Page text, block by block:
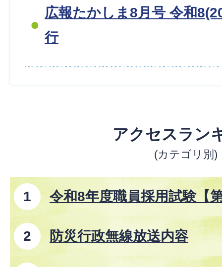
広報たかしま8月号 令和
行
アクセスラン
(カテゴリ別)
令和8年度職員採用試験【
防災行政無線放送内容